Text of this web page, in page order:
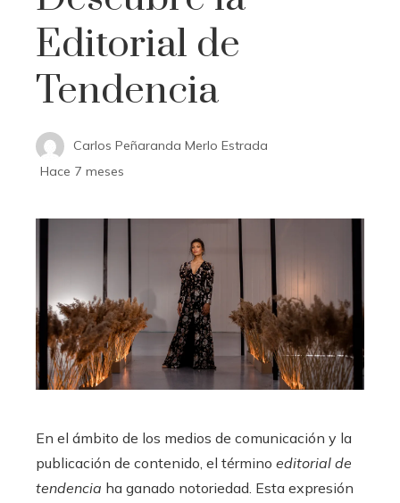
Editorial de
Tendencia
Carlos Peñaranda Merlo Estrada
Hace 7 meses
En el ámbito de los medios de comunicación y la
publicación de contenido, el término editorial de
tendencia ha ganado notoriedad. Esta expresión